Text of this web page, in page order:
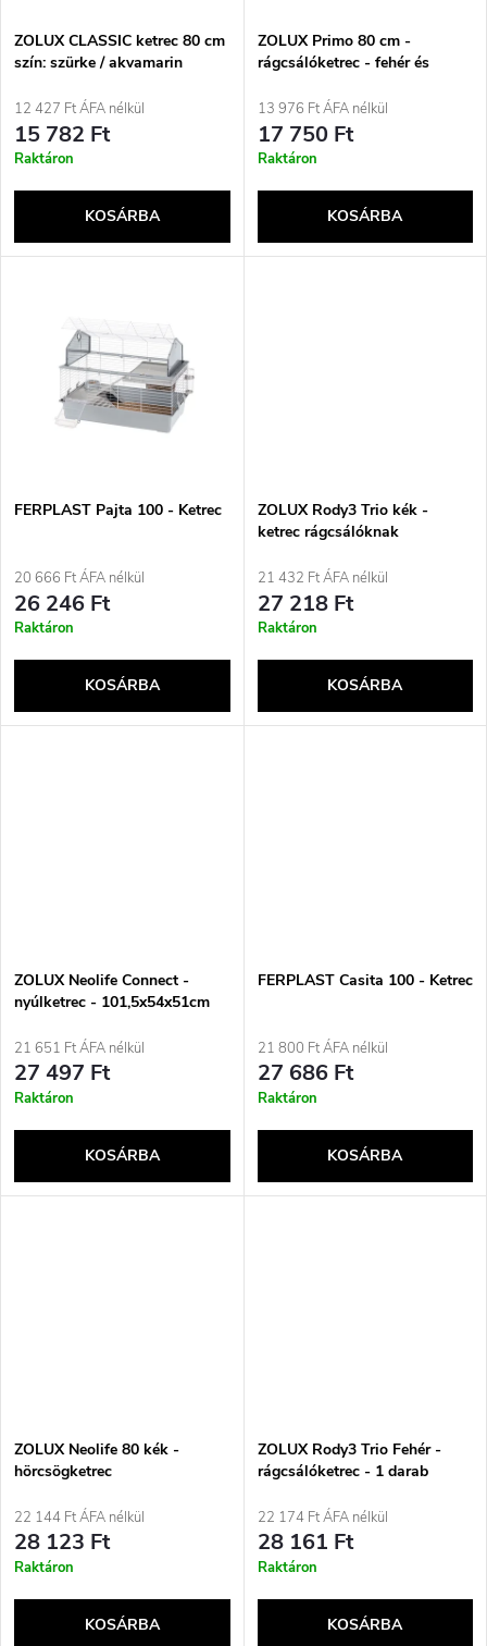
e
k
r
n
é
e
é
k
e
k
l
j
a
ZOLUX CLASSIC ketrec 80 cm
szín: szürke / akvamarin
12 427 Ft ÁFA nélkül
15 782 Ft
Raktáron
KOSÁRBA
ZOLUX Primo 80 cm -
rágcsálóketrec - fehér és
13 976 Ft ÁFA nélkül
17 750 Ft
Raktáron
KOSÁRBA
FERPLAST Pajta 100 - Ketrec
20 666 Ft ÁFA nélkül
26 246 Ft
Raktáron
KOSÁRBA
ZOLUX Rody3 Trio kék -
ketrec rágcsálóknak
21 432 Ft ÁFA nélkül
27 218 Ft
Raktáron
KOSÁRBA
ZOLUX Neolife Connect -
nyúlketrec - 101,5x54x51cm
21 651 Ft ÁFA nélkül
27 497 Ft
Raktáron
KOSÁRBA
FERPLAST Casita 100 - Ketrec
21 800 Ft ÁFA nélkül
27 686 Ft
Raktáron
KOSÁRBA
ZOLUX Neolife 80 kék -
hörcsögketrec
22 144 Ft ÁFA nélkül
28 123 Ft
Raktáron
KOSÁRBA
ZOLUX Rody3 Trio Fehér -
rágcsálóketrec - 1 darab
22 174 Ft ÁFA nélkül
28 161 Ft
Raktáron
KOSÁRBA